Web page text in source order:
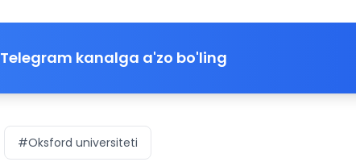
Telegram kanalga a'zo bo'ling
#Oksford universiteti